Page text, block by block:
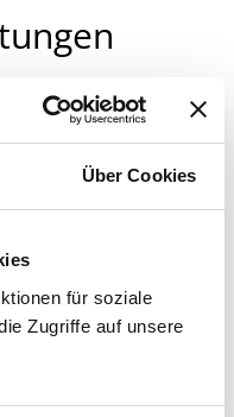
Über Cookies
für soziale
Zugriffe auf unsere
für ein
können Sie
und
Bei der